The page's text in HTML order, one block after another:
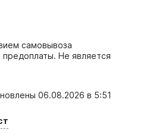
самовывоза
Не является
06.08.2026 в 5:51